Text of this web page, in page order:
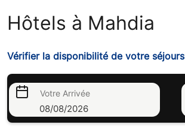
Hôtels à Mahdia
Vérifier la disponibilité de votre séjours
Votre Arrivée
08/08/2026